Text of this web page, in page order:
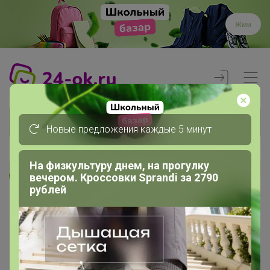
Жми
Главная
Члены клуба
МаринаШм
Новые предложения каждые 5 минут
На физкультуру днем, на прогулку
вечером. Кроссовки Sprandi за 2790
рублей